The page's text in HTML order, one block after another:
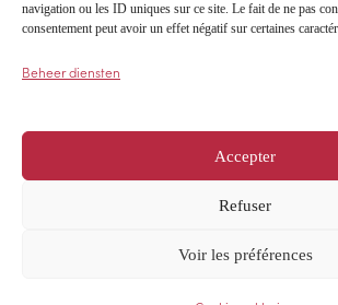
navigation ou les ID uniques sur ce site. Le fait de ne pas
consentement peut avoir un effet négatif sur certaines
Beheer diensten
Accepter
Refuser
Voir les préférences
exportleningverzekering |
leningverzekering importeren |
Alle rechten voorbehouden –